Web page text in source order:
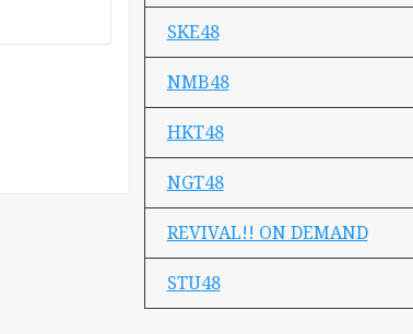
SKE48
NMB48
HKT48
NGT48
REVIVAL!! ON DEMAND
STU48